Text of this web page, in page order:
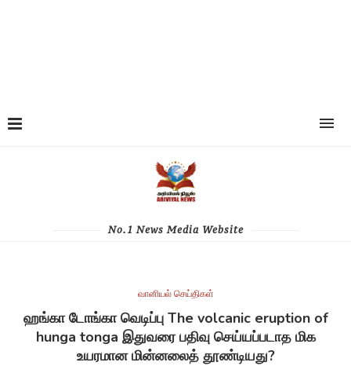
No.1 News Media Website
வானியல் செய்திகள்
ஹங்கா டோங்கா வெடிப்பு The volcanic eruption of
hunga tonga இதுவரை பதிவு செய்யப்படாத மிக
உயரமான மின்னலைத் தூண்டியது?